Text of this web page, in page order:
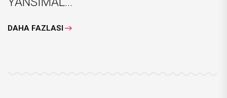
DAHA FAZLASI